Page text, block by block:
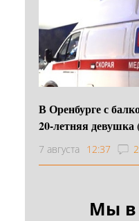
В Оренбурге с
20-летняя девушка
7 августа 12:37 2
Мы в